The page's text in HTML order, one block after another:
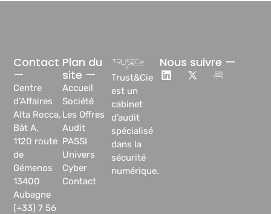
Trust&Cie
est un
cabinet
d’audit
spécialisé
dans la
sécurité
numérique.
Plan du
site —
Accueil
Société
Les Offres
Audit
PASSI
Univers
Cyber
Contact
Contact
—
Centre
d’Affaires
Alta Rocca,
Bât A,
1120 route
de
Gémenos
13400
Aubagne
(+33) 7 56
Nous suivre —